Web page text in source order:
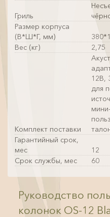
Гриль
Размер корпуса
(В*Ш*Г, мм)
Вес (кг)
2,75
Комплект поставки
12В,
для
Гарантийный срок,
мес
12
Срок службы, мес
60
Руководство
колонок OS-12